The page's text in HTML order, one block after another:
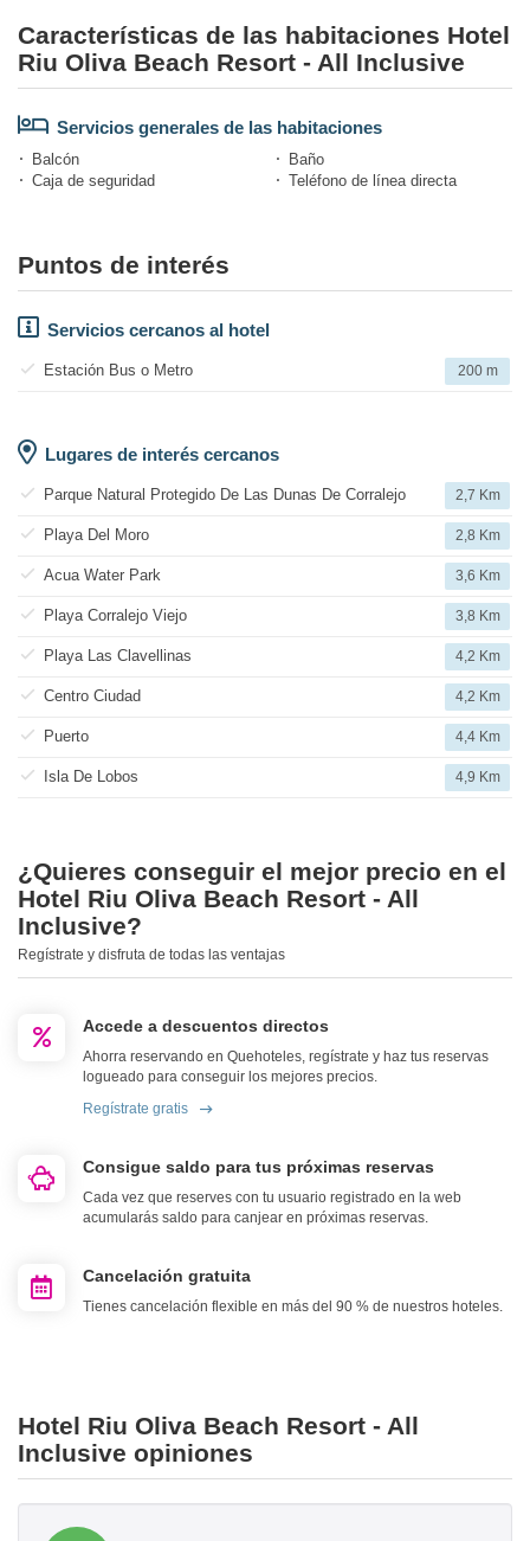
Características de las habitaciones Hotel
Riu Oliva Beach Resort - All Inclusive
Servicios generales de las habitaciones
Balcón
Baño
Caja de seguridad
Teléfono de línea directa
Puntos de interés
Servicios cercanos al hotel
Estación Bus o Metro 200 m
Lugares de interés cercanos
Parque Natural Protegido De Las Dunas De Corralejo 2,7 Km
Playa Del Moro 2,8 Km
Acua Water Park 3,6 Km
Playa Corralejo Viejo 3,8 Km
Playa Las Clavellinas 4,2 Km
Centro Ciudad 4,2 Km
Puerto 4,4 Km
Isla De Lobos 4,9 Km
¿Quieres conseguir el mejor precio en el
Hotel Riu Oliva Beach Resort - All
Inclusive?
Regístrate y disfruta de todas las ventajas
Accede a descuentos directos
Ahorra reservando en Quehoteles, regístrate y haz tus reservas
logueado para conseguir los mejores precios.
Regístrate gratis
Consigue saldo para tus próximas reservas
Cada vez que reserves con tu usuario registrado en la web
acumularás saldo para canjear en próximas reservas.
Cancelación gratuita
Tienes cancelación flexible en más del 90 % de nuestros hoteles.
Hotel Riu Oliva Beach Resort - All
Inclusive opiniones